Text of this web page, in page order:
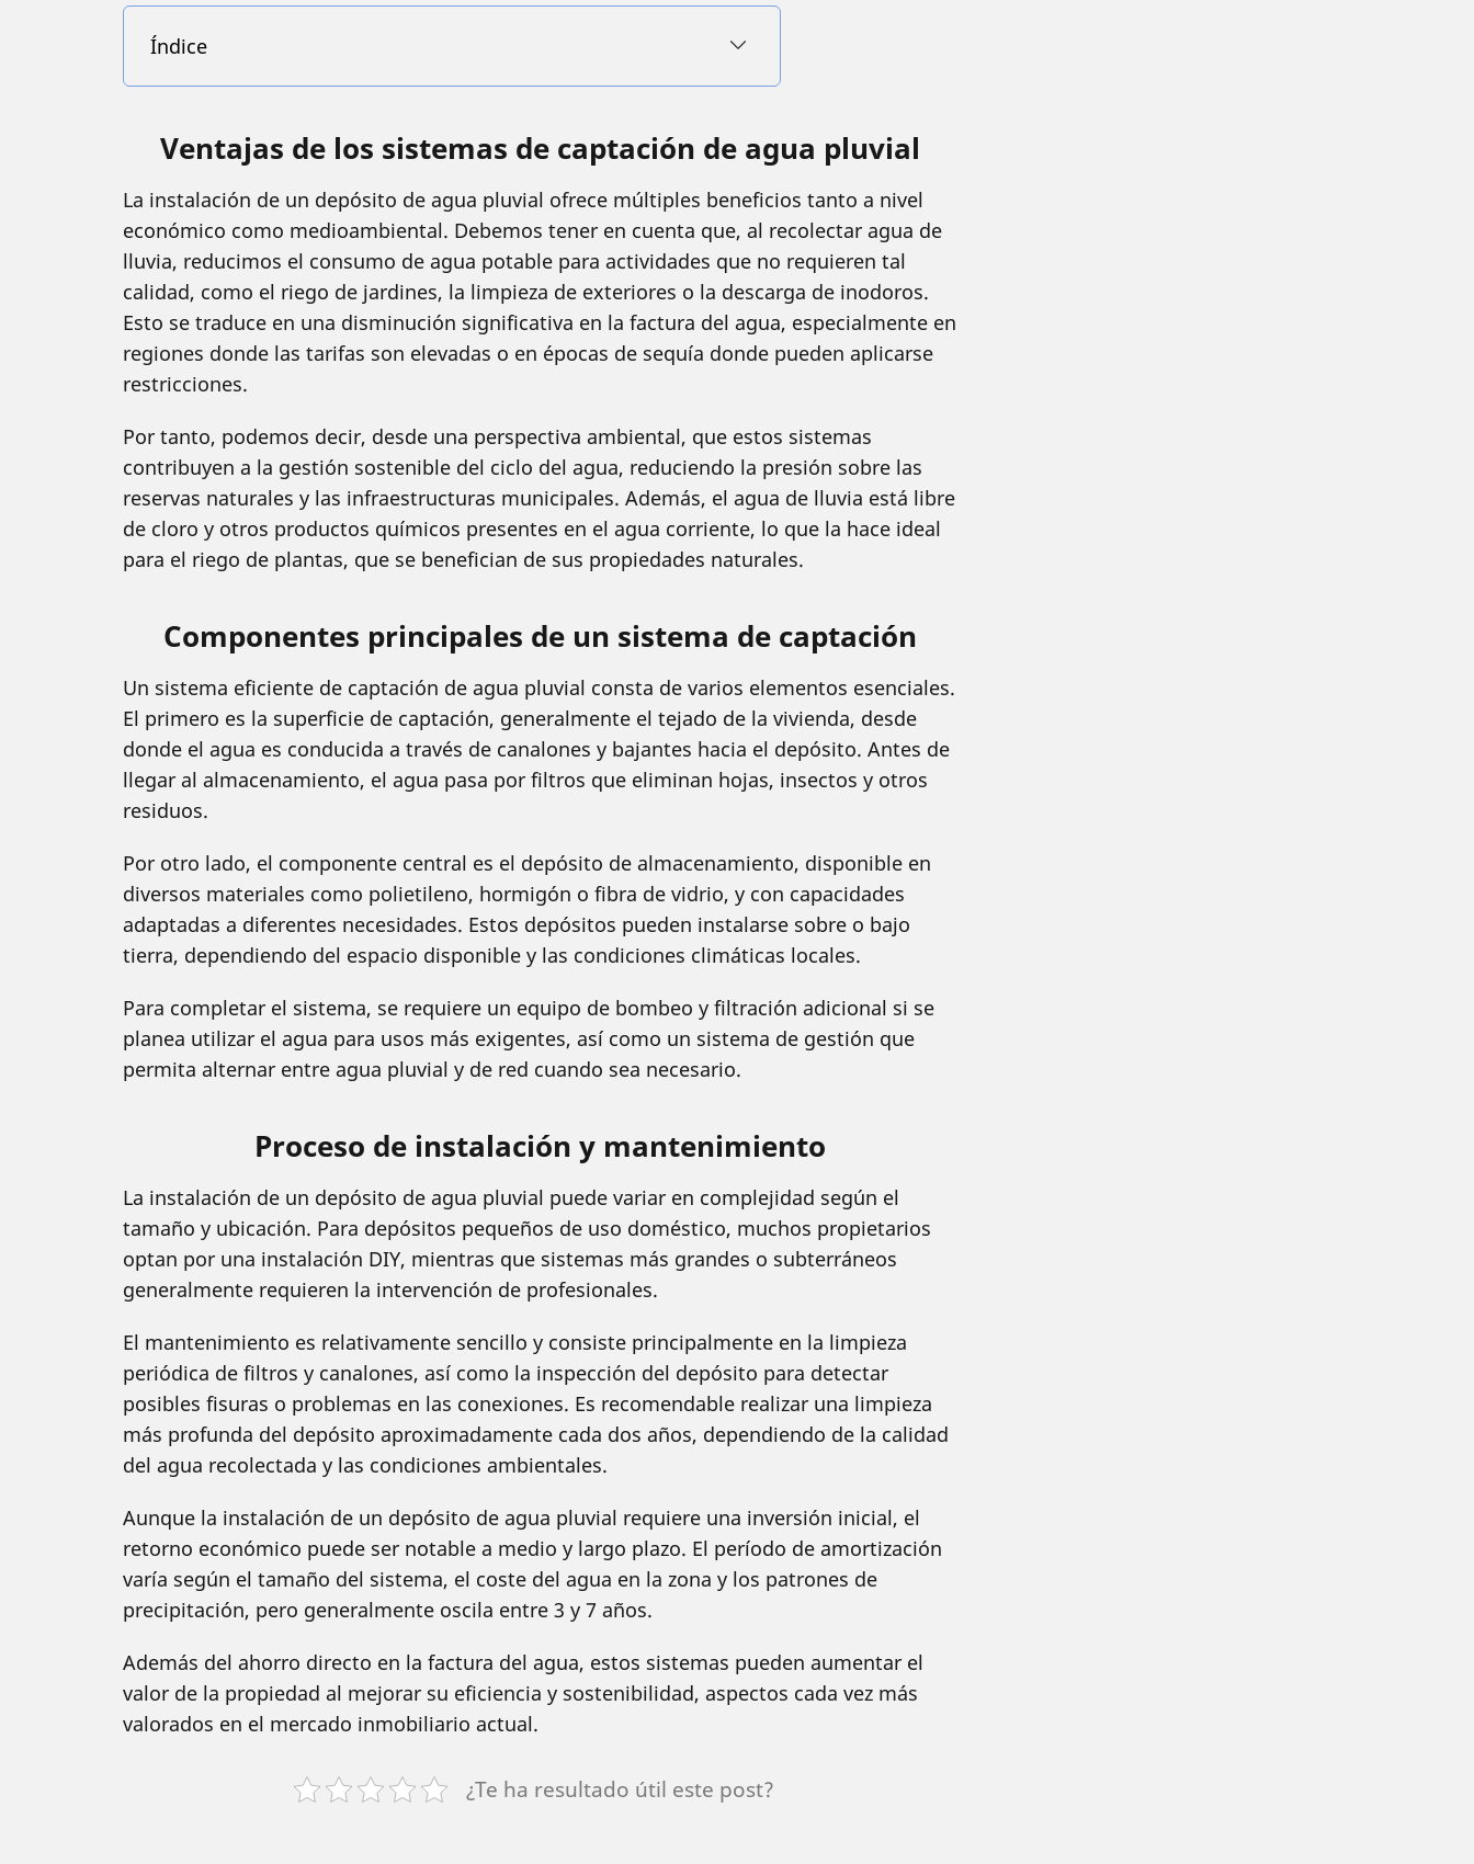
Índice
Ventajas de los sistemas de captación de agua pluvial
La instalación de un depósito de agua pluvial ofrece múltiples beneficios tanto a nivel
económico como medioambiental. Debemos tener en cuenta que, al recolectar agua de
lluvia, reducimos el consumo de agua potable para actividades que no requieren tal
calidad, como el riego de jardines, la limpieza de exteriores o la descarga de inodoros.
Esto se traduce en una disminución significativa en la factura del agua, especialmente en
regiones donde las tarifas son elevadas o en épocas de sequía donde pueden aplicarse
restricciones.
Por tanto, podemos decir, desde una perspectiva ambiental, que estos sistemas
contribuyen a la gestión sostenible del ciclo del agua, reduciendo la presión sobre las
reservas naturales y las infraestructuras municipales. Además, el agua de lluvia está libre
de cloro y otros productos químicos presentes en el agua corriente, lo que la hace ideal
para el riego de plantas, que se benefician de sus propiedades naturales.
Componentes principales de un sistema de captación
Un sistema eficiente de captación de agua pluvial consta de varios elementos esenciales.
El primero es la superficie de captación, generalmente el tejado de la vivienda, desde
donde el agua es conducida a través de canalones y bajantes hacia el depósito. Antes de
llegar al almacenamiento, el agua pasa por filtros que eliminan hojas, insectos y otros
residuos.
Por otro lado, el componente central es el depósito de almacenamiento, disponible en
diversos materiales como polietileno, hormigón o fibra de vidrio, y con capacidades
adaptadas a diferentes necesidades. Estos depósitos pueden instalarse sobre o bajo
tierra, dependiendo del espacio disponible y las condiciones climáticas locales.
Para completar el sistema, se requiere un equipo de bombeo y filtración adicional si se
planea utilizar el agua para usos más exigentes, así como un sistema de gestión que
permita alternar entre agua pluvial y de red cuando sea necesario.
Proceso de instalación y mantenimiento
La instalación de un depósito de agua pluvial puede variar en complejidad según el
tamaño y ubicación. Para depósitos pequeños de uso doméstico, muchos propietarios
optan por una instalación DIY, mientras que sistemas más grandes o subterráneos
generalmente requieren la intervención de profesionales.
El mantenimiento es relativamente sencillo y consiste principalmente en la limpieza
periódica de filtros y canalones, así como la inspección del depósito para detectar
posibles fisuras o problemas en las conexiones. Es recomendable realizar una limpieza
más profunda del depósito aproximadamente cada dos años, dependiendo de la calidad
del agua recolectada y las condiciones ambientales.
Aunque la instalación de un depósito de agua pluvial requiere una inversión inicial, el
retorno económico puede ser notable a medio y largo plazo. El período de amortización
varía según el tamaño del sistema, el coste del agua en la zona y los patrones de
precipitación, pero generalmente oscila entre 3 y 7 años.
Además del ahorro directo en la factura del agua, estos sistemas pueden aumentar el
valor de la propiedad al mejorar su eficiencia y sostenibilidad, aspectos cada vez más
valorados en el mercado inmobiliario actual.
¿Te ha resultado útil este post?